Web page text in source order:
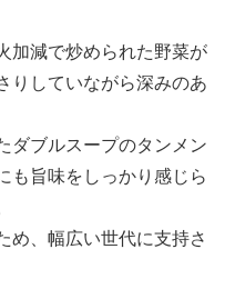
加減で炒められた野菜が
りしていながら深みのあ
ダブルスープのタンメン
も旨味をしっかり感じら
め、幅広い世代に支持さ